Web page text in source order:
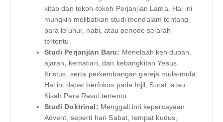
kitab dan tokoh-tokoh Perjanjian Lama. Hal ini
mungkin melibatkan studi mendalam tentang
para leluhur, nabi, atau periode sejarah
tertentu.
Studi Perjanjian Baru: Menelaah kehidupan,
ajaran, kematian, dan kebangkitan Yesus
Kristus, serta perkembangan gereja mula-mula.
Hal ini dapat berfokus pada Injil, Surat, atau
Kisah Para Rasul tertentu.
Studi Doktrinal: Menggali inti kepercayaan
Advent, seperti hari Sabat, tempat kudus,